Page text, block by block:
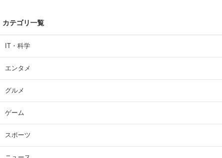
カテゴリ一覧
IT・科学
エンタメ
グルメ
ゲーム
スポーツ